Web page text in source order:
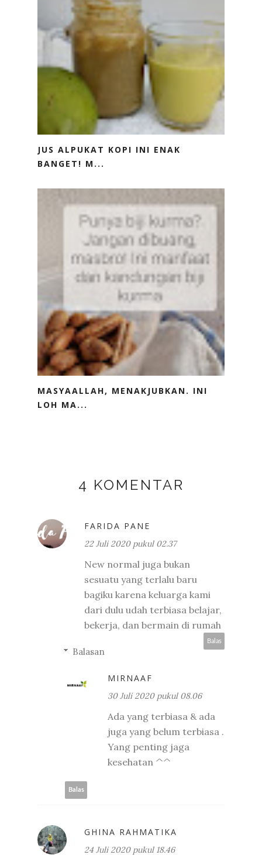
JUS ALPUKAT KOPI INI ENAK
BANGET! M...
MASYAALLAH, MENAKJUBKAN. INI
LOH MA...
4 KOMENTAR
FARIDA PANE
22 Juli 2020 pukul 02.37
New normal juga bukan
sesuatu yang terlalu baru
bagiku karena keluarga kami
dari dulu udah terbiasa belajar,
bekerja, dan bermain di rumah
Balas
Balasan
MIRNAAF
30 Juli 2020 pukul 08.06
Ada yang terbiasa & ada
juga yang belum terbiasa .
Yang penting jaga
kesehatan ^^
Balas
GHINA RAHMATIKA
24 Juli 2020 pukul 18.46